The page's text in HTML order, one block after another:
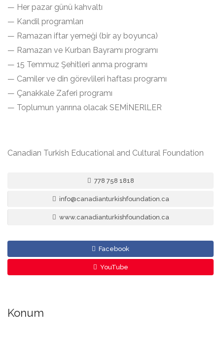
— Her pazar günü kahvaltı
— Kandil programları
— Ramazan iftar yemeği (bir ay boyunca)
— Ramazan ve Kurban Bayramı programı
— 15 Temmuz Şehitleri anma programı
— Camiler ve din görevlileri haftası programı
— Çanakkale Zaferi programı
— Toplumun yarırına olacak SEMİNERlLER
Canadian Turkish Educational and Cultural Foundation
778 758 1818
info@canadianturkishfoundation.ca
www.canadianturkishfoundation.ca
Facebook
YouTube
Konum